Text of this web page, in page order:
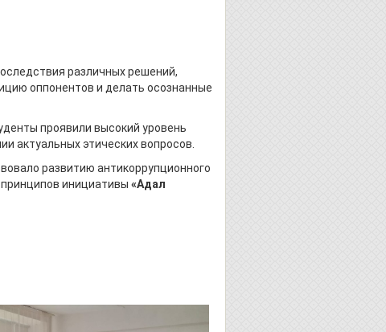
различных решений,
оппонентов и делать осознанные
проявили высокий уровень
актуальных этических вопросов.
развитию антикоррупционного
инициативы «Адал